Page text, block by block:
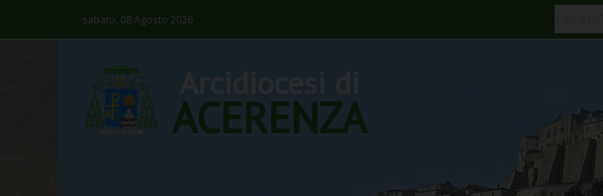
sabato, 08 Agosto 2026
ACERENZA